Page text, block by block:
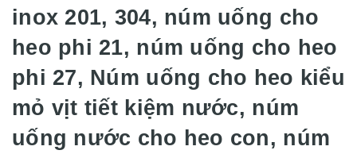
inox 201, 304, núm uống cho
heo phi 21, núm uống cho heo
phi 27, Núm uống cho heo kiểu
mỏ vịt tiết kiệm nước, núm
uống nước cho heo con, núm